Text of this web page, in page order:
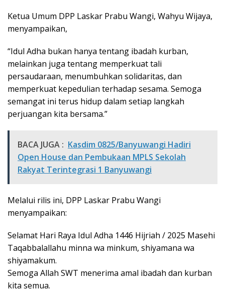
Ketua Umum DPP Laskar Prabu Wangi, Wahyu Wijaya,
menyampaikan,
“Idul Adha bukan hanya tentang ibadah kurban,
melainkan juga tentang memperkuat tali
persaudaraan, menumbuhkan solidaritas, dan
memperkuat kepedulian terhadap sesama. Semoga
semangat ini terus hidup dalam setiap langkah
perjuangan kita bersama.”
BACA JUGA : Kasdim 0825/Banyuwangi Hadiri
Open House dan Pembukaan MPLS Sekolah
Rakyat Terintegrasi 1 Banyuwangi
Melalui rilis ini, DPP Laskar Prabu Wangi
menyampaikan:
Selamat Hari Raya Idul Adha 1446 Hijriah / 2025 Masehi
Taqabbalallahu minna wa minkum, shiyamana wa
shiyamakum.
Semoga Allah SWT menerima amal ibadah dan kurban
kita semua.